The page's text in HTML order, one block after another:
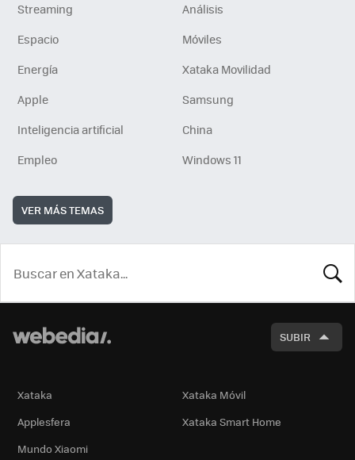
Streaming
Análisis
Espacio
Móviles
Energía
Xataka Movilidad
Apple
Samsung
Inteligencia artificial
China
Empleo
Windows 11
VER MÁS TEMAS
SUBIR
Xataka
Xataka Móvil
Applesfera
Xataka Smart Home
Mundo Xiaomi